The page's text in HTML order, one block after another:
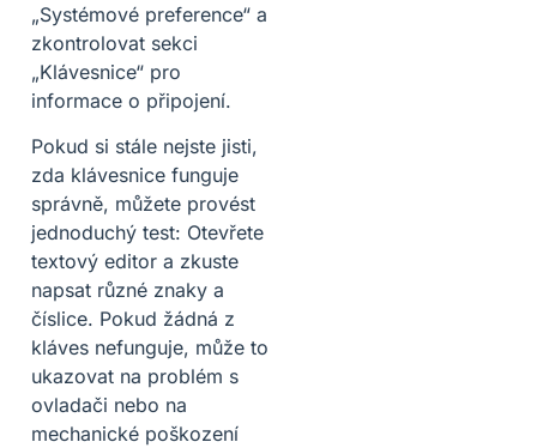
„Systémové preference“ a
zkontrolovat sekci
„Klávesnice“ pro
informace o připojení.
Pokud si stále nejste jisti,
zda klávesnice funguje
správně, můžete provést
jednoduchý test: Otevřete
textový editor a zkuste
napsat různé znaky a
číslice. Pokud žádná z
kláves nefunguje, může to
ukazovat na problém s
ovladači nebo na
mechanické poškození